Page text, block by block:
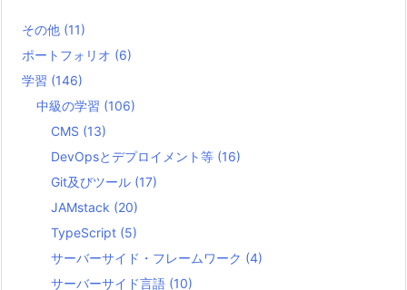
その他 (11)
ポートフォリオ (6)
学習 (146)
中級の学習 (106)
CMS (13)
DevOpsとデプロイメント等 (16)
Git及びツール (17)
JAMstack (20)
TypeScript (5)
サーバーサイド・フレームワーク (4)
サーバーサイド言語 (10)